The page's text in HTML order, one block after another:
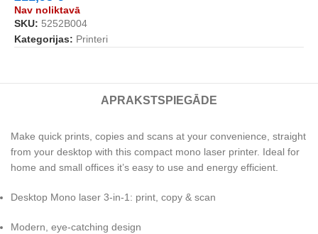
Nav noliktavā
SKU: 5252B004
Kategorijas: Printeri
APRAKSTS PIEGĀDE
Make quick prints, copies and scans at your convenience, straight
from your desktop with this compact mono laser printer. Ideal for
home and small offices it’s easy to use and energy efficient.
Desktop Mono laser 3-in-1: print, copy & scan
Modern, eye-catching design